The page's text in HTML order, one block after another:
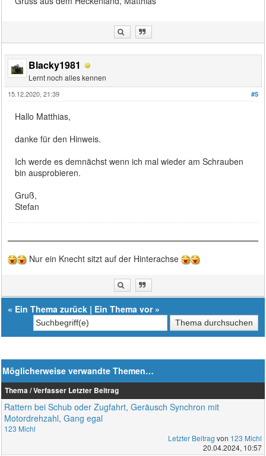
Blacky1981
Lernt noch alles kennen
#5
15.12.2020, 21:39
Hallo Matthias,
danke für den Hinweis.
Ich werde es demnächst wenn ich mal wieder am Schrauben
bin ausprobieren.
Gruß,
Stefan
Nur ein Knecht sitzt auf der Hinterachse
« Ein Thema zurück | Ein Thema vor»
Möglicherweise verwandte Themen…
Thema / Verfasser Letzter Beitrag
Rattern bei Schub oder Zugfahrt, Geräusch Synchron mit
Motordrehzahl, Gang egal
123 Michl
Letzter Beitrag von 123 Michl
20.04.2024, 10:57